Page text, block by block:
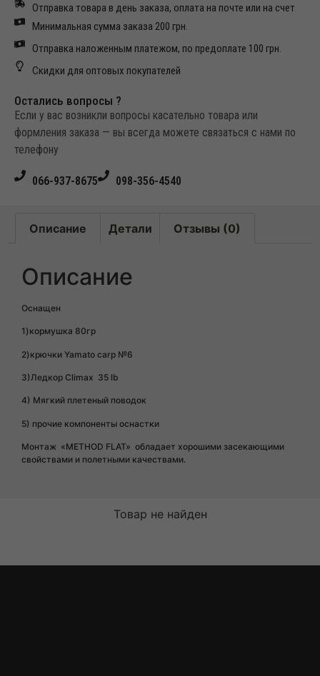
Отправка товара в день заказа, оплата на почте или на счет
Минимальная сумма заказа 200 грн.
Отправка наложенным платежом, по предоплате 100 грн.
Скидки для оптовых покупателей
Остались вопросы ?
Если у вас возникли вопросы касательно товара или
формления заказа — вы всегда можете связаться с нами по
телефону
066-937-8675 098-356-4540
Описание Детали Отзывы (0)
Описание
Оснащен
1)кормушка 80гр
2)крючки Yamato carp №6
3)Ледкор Climax 35 lb
4) Мягкий плетеный поводок
5) прочие компоненты оснастки
Монтаж «METHOD FLAT» обладает хорошими засекающими
свойствами и полетными качествами.
Товар не найден